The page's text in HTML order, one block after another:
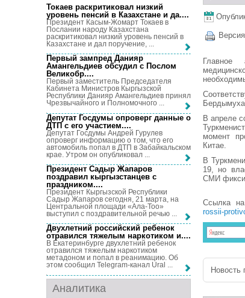
Главное
В апреле
момент
Китае.
В
19, но
СМИ
Ссылка
rossii-
Новость
Токаев раскритиковал низкий
уровень пенсий в Казахстане и да....
Президент Касым-Жомарт Токаев в
Послании народу Казахстана
раскритиковал низкий уровень пенсий в
Казахстане и дал поручение, ...
Первый зампред Данияр
Амангельдиев обсудил с Послом
Великобр....
Первый заместитель Председателя
Кабинета Министров Кыргызской
Республики Данияр Амангельдиев принял
Чрезвычайного и Полномочного ...
Депутат Госдумы опроверг данные о
ДТП с его участием....
Депутат Госдумы Андрей Гурулев
опроверг информацию о том, что его
автомобиль попал в ДТП в Забайкальском
крае. Утром он опубликовал ...
Президент Садыр Жапаров
поздравил кыргызстанцев с
праздником....
Президент Кыргызской Республики
Садыр Жапаров сегодня, 21 марта, на
Центральной площади «Ала-Тоо»
выступил с поздравительной речью ...
Двухлетний российский ребенок
отравился тяжелым наркотиком и....
В Екатеринбурге двухлетний ребенок
отравился тяжелым наркотиком
метадоном и попал в реанимацию. Об
этом сообщил Telegram-канал Ural ...
Аналитика